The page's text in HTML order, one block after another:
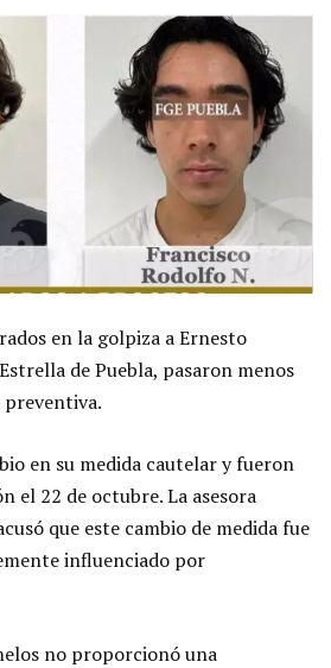
en la golpiza a Ernesto
de Puebla, pasaron menos
preventiva.
en su medida cautelar y fueron
el 22 de octubre. La asesora
que este cambio de medida fue
influenciado por
no proporcionó una